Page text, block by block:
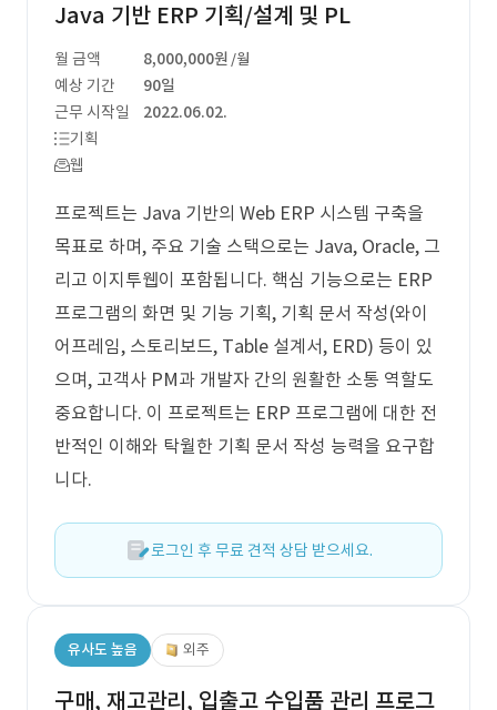
Java 기반 ERP 기획/설계 및 PL
월 금액 8,000,000원 /월
예상 기간
90일
근무 시작일
2022.06.02.
기획
웹
프로젝트는 Java 기반의 Web ERP 시스템 구축을
목표로 하며, 주요 기술 스택으로는 Java, Oracle, 그
리고 이지투웹이 포함됩니다. 핵심 기능으로는 ERP
프로그램의 화면 및 기능 기획, 기획 문서 작성(와이
어프레임, 스토리보드, Table 설계서, ERD) 등이 있
으며, 고객사 PM과 개발자 간의 원활한 소통 역할도
중요합니다. 이 프로젝트는 ERP 프로그램에 대한 전
반적인 이해와 탁월한 기획 문서 작성 능력을 요구합
니다.
로그인 후 무료 견적 상담 받으세요.
유사도 높음 외주
구매, 재고관리, 입출고 수입품 관리 프로그